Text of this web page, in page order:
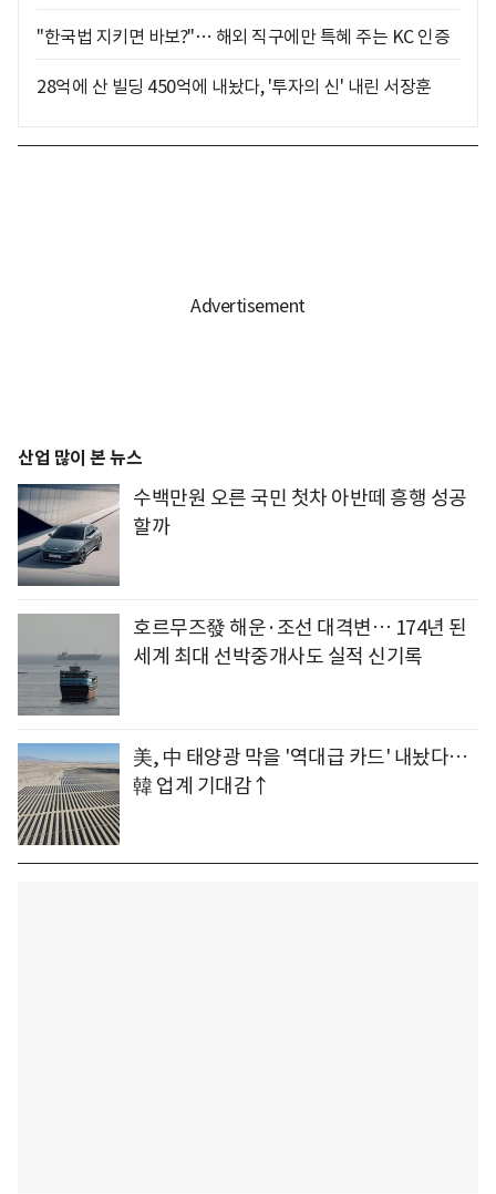
"한국법 지키면 바보?"… 해외 직구에만 특혜 주는 KC 인증
28억에 산 빌딩 450억에 내놨다, '투자의 신' 내린 서장훈
산업 많이 본 뉴스
수백만원 오른 국민 첫차 아반떼 흥행 성공
할까
호르무즈發 해운·조선 대격변… 174년 된
세계 최대 선박중개사도 실적 신기록
美, 中 태양광 막을 '역대급 카드' 내놨다…
韓 업계 기대감↑